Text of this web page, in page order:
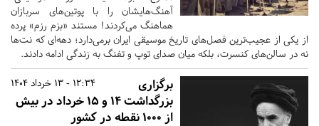
آهنگ‌هایشان را با پوتین‌های سربازان
هماهنگ می‌کردند! مستند «بزم رزم» پرده
از یکی از عجیب‌ترین فصل‌های تاریخ موسیقی ایران برمی‌دارد؛ دهه‌ای که نت‌ها
نه در سالن‌های کنسرت، بلکه میان صدای توپ و تفنگ به زندگی ادامه دادند.
12:34 - 13 خرداد 1404
برگزاری
بزرگداشت ۱۴ و ۱۵ خرداد در بیش
از ۱۰۰۰ نقطه در کشور